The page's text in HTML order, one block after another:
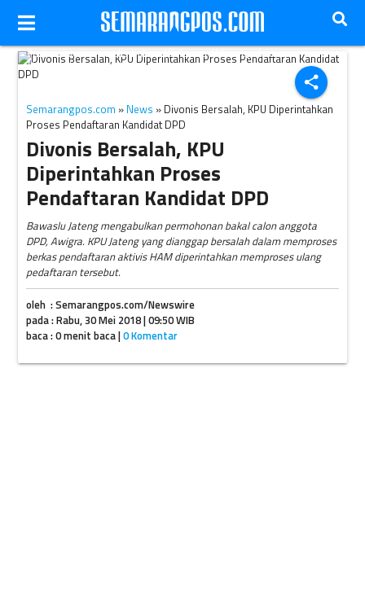
share
Ilustrasi vonis majelis hakim. (Solopos-Whisnupaksa
Kridhangkara)
Semarangpos.com » News » Divonis Bersalah, KPU Diperintahkan
Proses Pendaftaran Kandidat DPD
Divonis Bersalah, KPU
Diperintahkan Proses
Pendaftaran Kandidat DPD
Bawaslu Jateng mengabulkan permohonan bakal calon anggota
DPD, Awigra. KPU Jateng yang dianggap bersalah dalam memproses
berkas pendaftaran aktivis HAM diperintahkan memproses ulang
pedaftaran tersebut.
oleh : Semarangpos.com/Newswire
pada : Rabu, 30 Mei 2018 | 09:50 WIB
baca : 0 menit baca |0 Komentar